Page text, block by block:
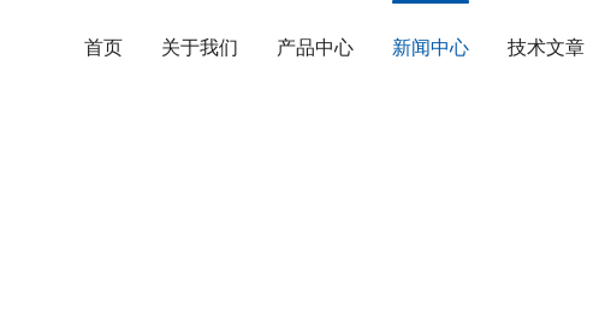
首页 关于我们 产品中心 新闻中心 技术文章